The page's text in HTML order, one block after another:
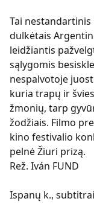
Tai
dulkėtais
leidžiantis
sąlygomis
nespalvotoje
kuria trapų ir
žmonių, tarp
žodžiais. Filmo
kino festivalio
pelnė Žiuri prizą.
Rež. Iván FUND
Ispanų k.,